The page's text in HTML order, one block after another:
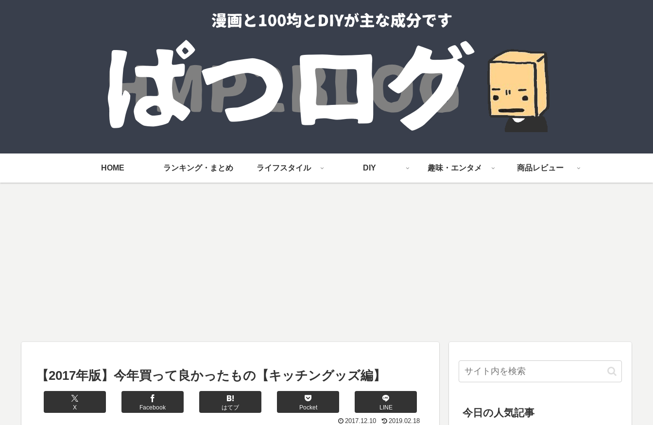
HOME ランキング・まとめ ライフスタイル DIY 趣味・エンタメ 商品レビュー
【2017年版】今年買って良かったもの【キッチングッズ編】
X Facebook はてブ Pocket LINE
2017.12.10 2019.02.18
今日の人気記事